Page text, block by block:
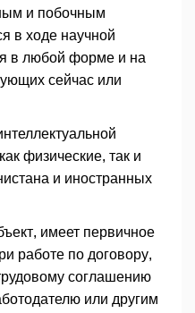
и побочным
в ходе научной
в любой форме и на
сейчас или
физические, так и
и иностранных
имеет первичное
работе по договору,
соглашению
или другим